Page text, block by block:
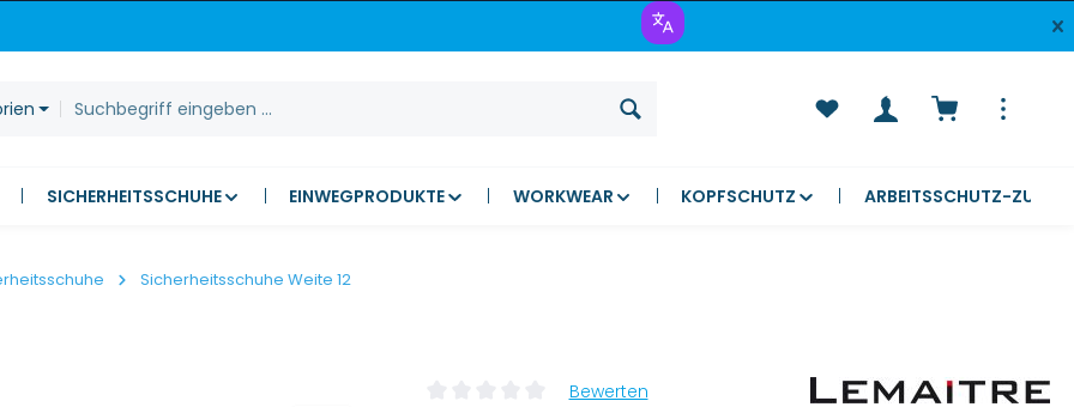
Warenkorb
SICHERHEITSSCHUHE EINWEGPRODUKTE WORKWEAR KOPFSCHUTZ ARBEITSSCHUTZ-
Sicherheitsschuhe Weite 12
Bewerten